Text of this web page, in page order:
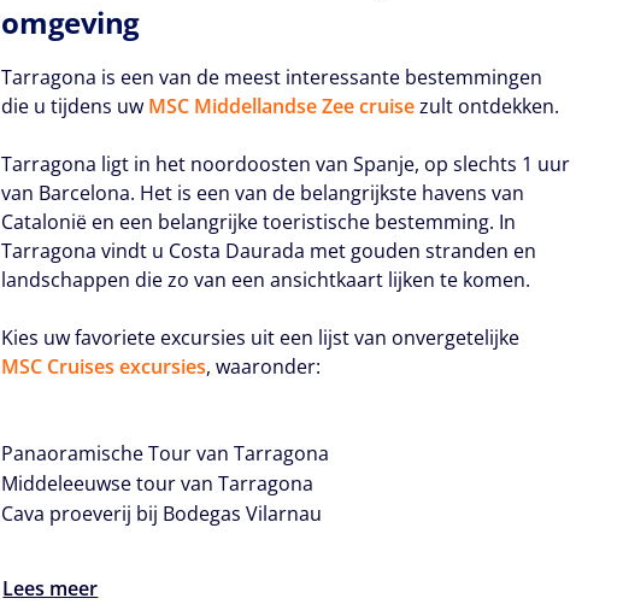
omgeving
Tarragona is een van de meest interessante bestemmingen
die u tijdens uw MSC Middellandse Zee cruisezult ontdekken.
Tarragona ligt in het noordoosten van Spanje, op slechts 1 uur
van Barcelona. Het is een van de belangrijkste havens van
Catalonië en een belangrijke toeristische bestemming. In
Tarragona vindt u Costa Daurada met gouden stranden en
landschappen die zo van een ansichtkaart lijken te komen.
Kies uw favoriete excursies uit een lijst van onvergetelijke
MSC Cruises excursies, waaronder:
Panaoramische Tour van Tarragona
Middeleeuwse tour van Tarragona
Cava proeverij bij Bodegas Vilarnau
Lees meer